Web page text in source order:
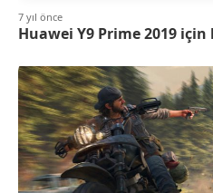
7 yıl önce
Huawei Y9 Prime 2019